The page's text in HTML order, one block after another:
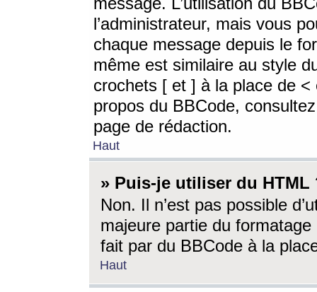
l’administrateur, mais vous
chaque message depuis le
même est similaire au style
crochets [ et ] à la place de <
propos du BBCode,
page de rédaction.
Haut
» Puis-je utiliser du HTML
Non. Il n’est pas possible
majeure partie du
fait par du BBCode à la
Haut